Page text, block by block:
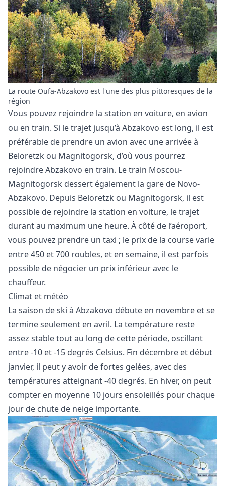
La route Oufa-Abzakovo est l'une des plus pittoresques de la
région
Vous pouvez rejoindre la station en voiture, en avion
ou en train. Si le trajet jusqu’à Abzakovo est long, il est
préférable de prendre un avion avec une arrivée à
Beloretzk ou Magnitogorsk, d’où vous pourrez
rejoindre Abzakovo en train. Le train Moscou-
Magnitogorsk dessert également la gare de Novo-
Abzakovo. Depuis Beloretzk ou Magnitogorsk, il est
possible de rejoindre la station en voiture, le trajet
durant au maximum une heure. À côté de l’aéroport,
vous pouvez prendre un taxi ; le prix de la course varie
entre 450 et 700 roubles, et en semaine, il est parfois
possible de négocier un prix inférieur avec le
chauffeur.
Climat et météo
La saison de ski à Abzakovo débute en novembre et se
termine seulement en avril. La température reste
assez stable tout au long de cette période, oscillant
entre -10 et -15 degrés Celsius. Fin décembre et début
janvier, il peut y avoir de fortes gelées, avec des
températures atteignant -40 degrés. En hiver, on peut
compter en moyenne 10 jours ensoleillés pour chaque
jour de chute de neige importante.